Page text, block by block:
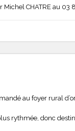
Michel CHATRE au
au foyer rural
rythmée, donc